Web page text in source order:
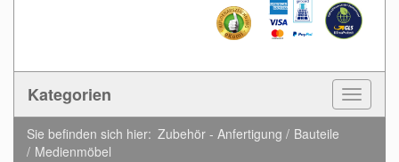
Kategorien
Toggle
Sie befinden sich hier: Zubehör - Anfertigung
Bauteile
Medienmöbel